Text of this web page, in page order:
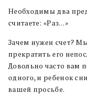
Необходимы два
считаете: «Раз…»
Зачем нужен счет?
прекратить его
Довольно часто вам
одного, и ребенок
вашей просьбе.